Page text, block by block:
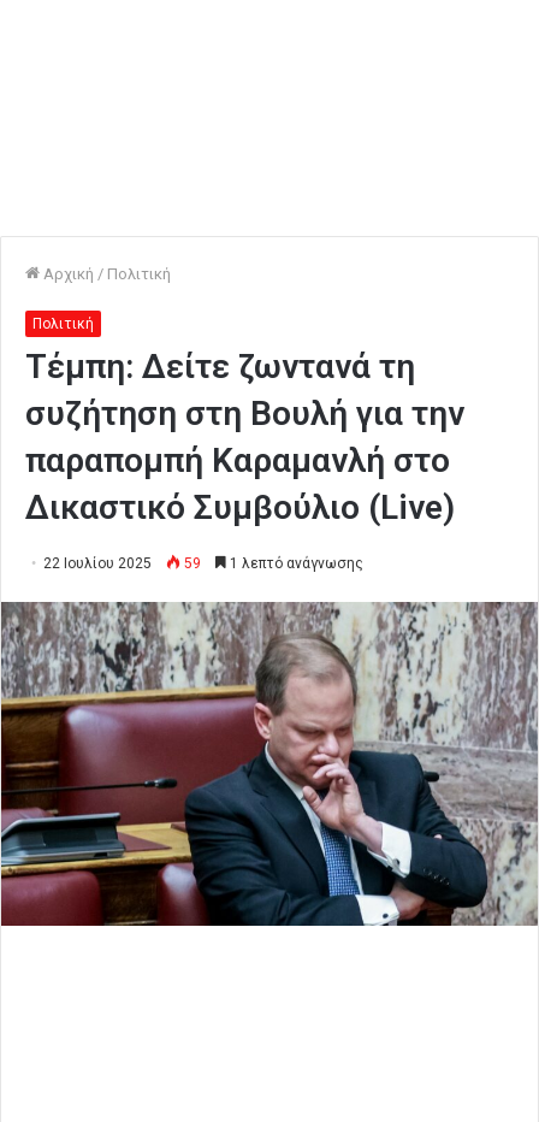
Αρχική / Πολιτική
Πολιτική
Τέμπη: Δείτε ζωντανά τη
συζήτηση στη Βουλή για την
παραπομπή Καραμανλή στο
Δικαστικό Συμβούλιο (Live)
22 Ιουλίου 2025 59 1 λεπτό ανάγνωσης